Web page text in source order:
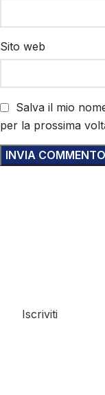
Sito web
Salva il mio
per la prossima
Iscriviti